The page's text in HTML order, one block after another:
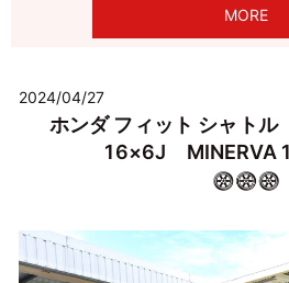
MORE
2024/04/27
ホンダ フィット シャト
16×6J MINERVA